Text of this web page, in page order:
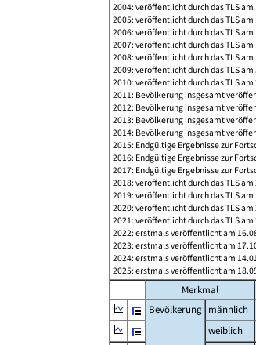
2004: veröffentlicht durch das TLS
2005: veröffentlicht durch das TLS
2006: veröffentlicht durch das TLS
2007: veröffentlicht durch das TLS
2008: veröffentlicht durch das TLS
2009: veröffentlicht durch das TLS am
2010: veröffentlicht durch das TLS
2011: Bevölkerung insgesamt
2012: Bevölkerung insgesamt
2013: Bevölkerung insgesamt
2014: Bevölkerung insgesamt
2015: Endgültige Ergebnisse zur
2016: Endgültige Ergebnisse zur
2017: Endgültige Ergebnisse zur
2018: veröffentlicht durch das TLS
2019: veröffentlicht durch das TLS
2020: veröffentlicht durch das TLS
2021: veröffentlicht durch das TLS
2022: erstmals veröffentlicht am
2023: erstmals veröffentlicht am
2024: erstmals veröffentlicht am
2025: erstmals veröffentlicht am
Merkmal
Bevölkerung männlich
weiblich